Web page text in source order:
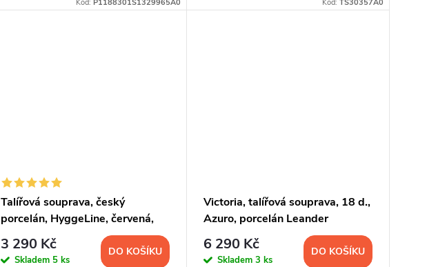
Kód: P1188301S1329965A0 Kód: TS30357A0
Talířová souprava, český
porcelán, HyggeLine, červená,
Leander, 12 d.
3 290 Kč
Skladem 5 ks
DO KOŠÍKU
Victoria, talířová souprava, 18 d.,
Azuro, porcelán Leander
6 290 Kč
Skladem 3 ks
DO KOŠÍKU